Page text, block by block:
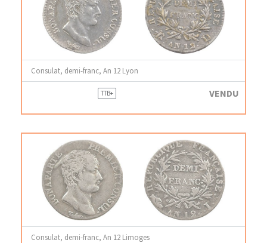
Consulat, demi-franc, An 12 Lyon
TTB+ VENDU
Consulat, demi-franc, An 12 Limoges